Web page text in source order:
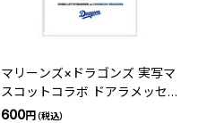
マリーンズ×ドラゴンズ 実写マ
スコットコラボ ドアラメッセ
ージクリアファイル
600円（税込）